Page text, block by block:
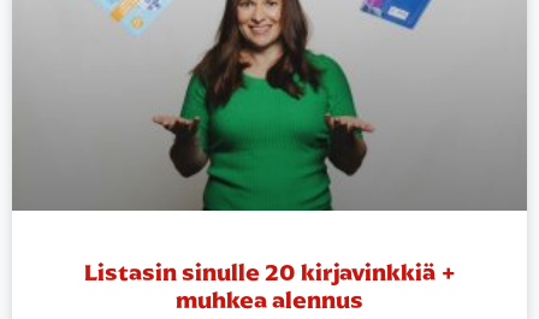
Listasin sinulle 20 kirjavinkkiä +
muhkea alennus